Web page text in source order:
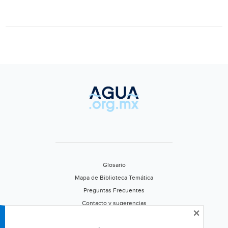
Glosario
Mapa de Biblioteca Temática
Preguntas Frecuentes
Contacto y sugerencias
×